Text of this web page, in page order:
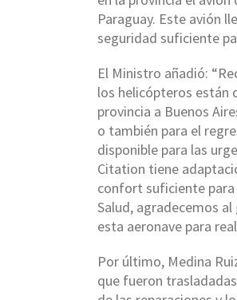
Paraguay. Este avión
seguridad suficiente
El Ministro añadió:
los helicópteros están
provincia a Buenos
o también para el
disponible para las
Citation tiene
confort suficiente
Salud, agradecemos
esta aeronave para
Por último, Medina
que fueron